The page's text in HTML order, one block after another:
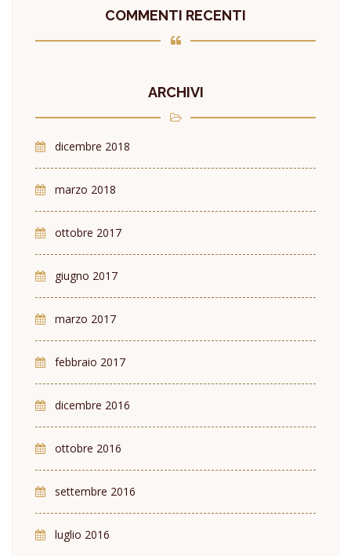
COMMENTI RECENTI
ARCHIVI
dicembre 2018
marzo 2018
ottobre 2017
giugno 2017
marzo 2017
febbraio 2017
dicembre 2016
ottobre 2016
settembre 2016
luglio 2016